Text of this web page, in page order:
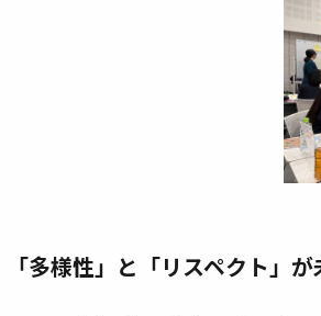
「多様性」と「リスペクト」